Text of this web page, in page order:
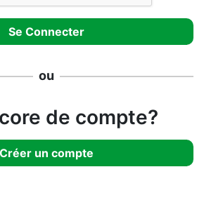
ou
de compte?
Créer un compte